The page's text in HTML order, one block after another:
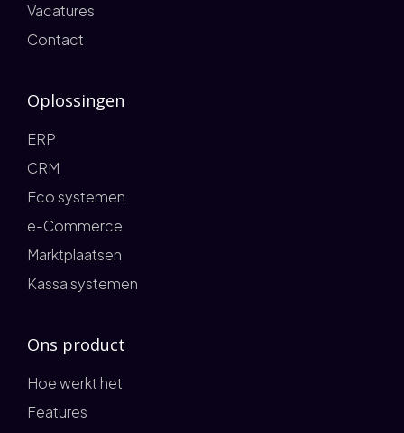
Vacatures
Contact
Oplossingen
ERP
CRM
Eco systemen
e-Commerce
Marktplaatsen
Kassa systemen
Ons product
Hoe werkt het
Features